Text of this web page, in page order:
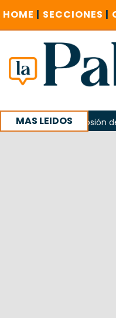
HOME | SECCIONES |
MAS LEIDOS
del albergue
con un encuentro